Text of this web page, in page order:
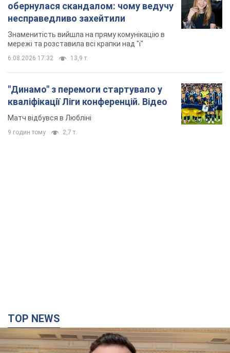
обернулася скандалом: чому ведучу
несправедливо захейтили
Знаменитість вийшла на пряму комунікацію в
мережі та розставила всі крапки над "і"
6.08.2026 17:32 13,9 т.
"Динамо" з перемоги стартувало у
кваліфікації Ліги конференцій. Відео
Матч відбувся в Любліні
9 годин тому 2,7 т.
TOP NEWS